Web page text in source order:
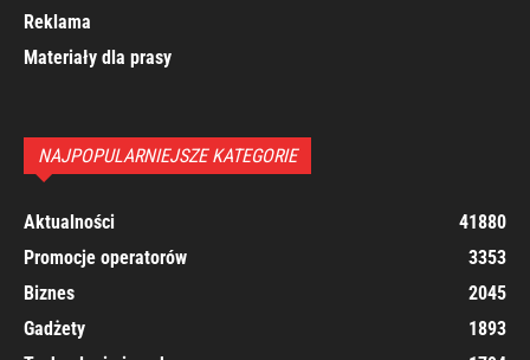
Reklama
Materiały dla prasy
NAJPOPULARNIEJSZE KATEGORIE
Aktualności
41880
Promocje operatorów
3353
Biznes
2045
Gadżety
1893